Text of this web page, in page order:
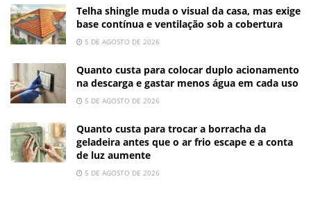
Telha shingle muda o visual da casa, mas exige
base contínua e ventilação sob a cobertura
5 DE AGOSTO DE 2026
Quanto custa para colocar duplo acionamento
na descarga e gastar menos água em cada uso
5 DE AGOSTO DE 2026
Quanto custa para trocar a borracha da
geladeira antes que o ar frio escape e a conta
de luz aumente
5 DE AGOSTO DE 2026